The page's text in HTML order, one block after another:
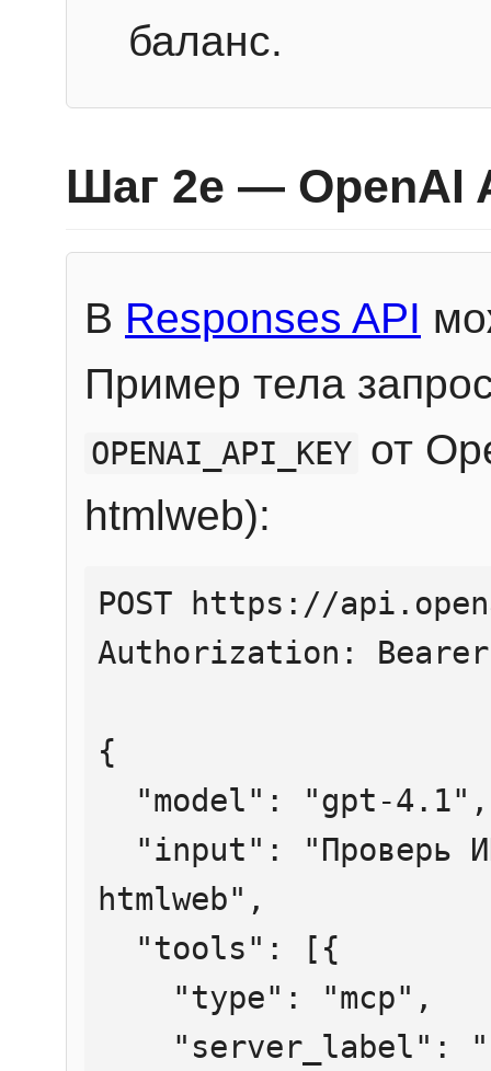
баланс.
Шаг 2e — OpenAI
В Responses API
Пример тела
OPENAI_API_KEY от
htmlweb):
POST https://
Authorization:
{
htmlweb",